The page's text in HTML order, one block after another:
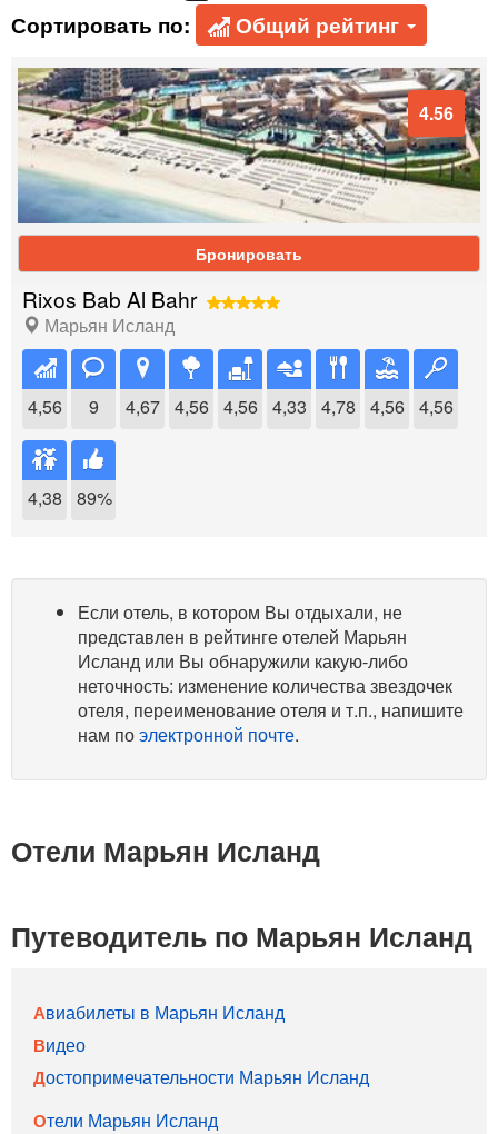
Сортировать по: Общий рейтинг
4.56
Бронировать
Rixos Bab Al Bahr
Марьян Исланд
4,56 9 4,67 4,56 4,56 4,33 4,78 4,56 4,56
4,38 89%
Если отель, в котором Вы отдыхали, не
представлен в рейтинге отелей Марьян
Исланд или Вы обнаружили какую-либо
неточность: изменение количества звездочек
отеля, переименование отеля и т.п., напишите
нам поэлектронной почте.
Отели Марьян Исланд
Путеводитель по Марьян Исланд
Авиабилеты в Марьян Исланд
Видео
Достопримечательности Марьян Исланд
Отели Марьян Исланд